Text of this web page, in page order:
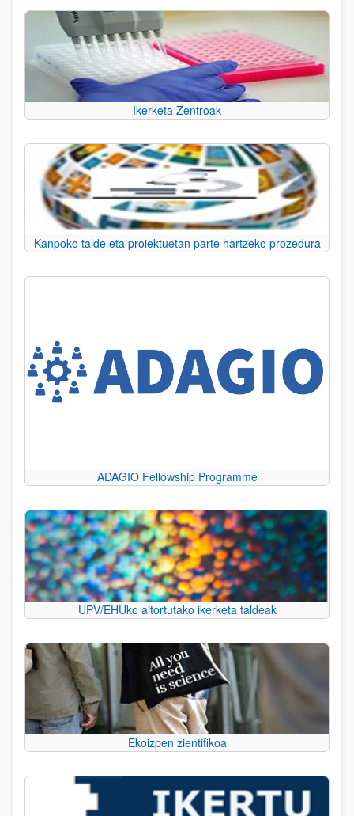
Ikerketa Zentroak
Kanpoko talde eta proiektuetan parte hartzeko prozedura
ADAGIO Fellowship Programme
UPV/EHUko aitortutako ikerketa taldeak
Ekoizpen zientifikoa